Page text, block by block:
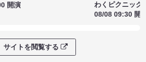
開演
わくピクニック
08/08 09:30 開
サイトを閲覧する